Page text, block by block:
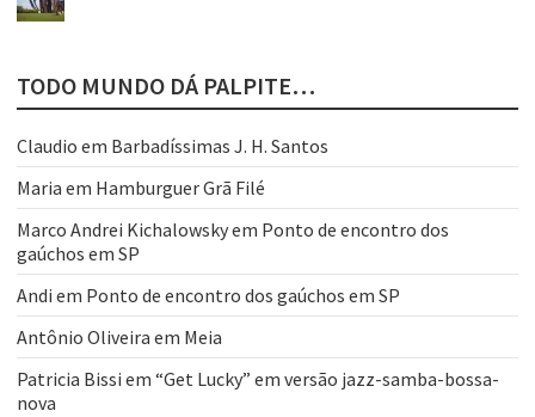
TODO MUNDO DÁ PALPITE…
Claudio em Barbadíssimas J. H. Santos
Maria em Hamburguer Grã Filé
Marco Andrei Kichalowskyem Ponto de encontro dos
gaúchos em SP
Andi em Ponto de encontro dos gaúchos em SP
Antônio Oliveira em Meia
Patricia Bissi em “Get Lucky” em versão jazz-samba-bossa-
nova